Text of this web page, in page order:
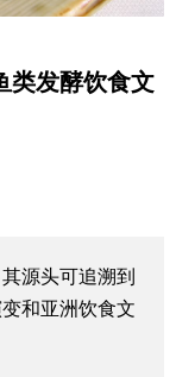
类发酵饮食文
源头可追溯到
和亚洲饮食文